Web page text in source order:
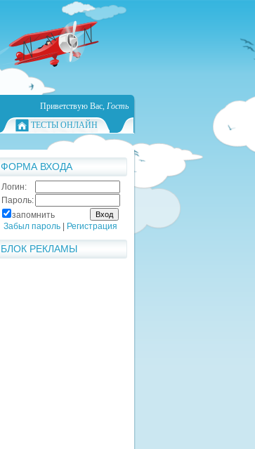
Приветствую Вас, Гость
ТЕСТЫ ОНЛАЙН
ФОРМА ВХОДА
Логин:
Пароль:
запомнить
Забыл пароль
Регистрация
БЛОК РЕКЛАМЫ